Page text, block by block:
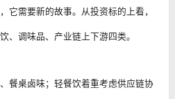
它需要新的故事。 从投资标的上看，
、调味品、产业链上下游四类。
餐桌卤味；轻餐饮着重考虑供应链协